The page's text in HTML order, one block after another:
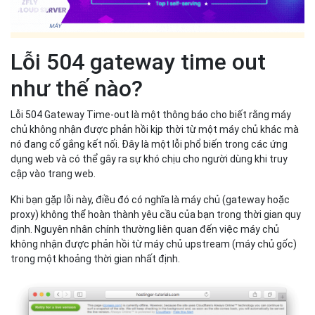
Lỗi 504 gateway time out
như thế nào?
Lỗi 504 Gateway Time-out là một thông báo cho biết rằng máy
chủ không nhận được phản hồi kịp thời từ một máy chủ khác mà
nó đang cố gắng kết nối. Đây là một lỗi phổ biến trong các ứng
dụng web và có thể gây ra sự khó chịu cho người dùng khi truy
cập vào trang web.
Khi bạn gặp lỗi này, điều đó có nghĩa là máy chủ (gateway hoặc
proxy) không thể hoàn thành yêu cầu của bạn trong thời gian quy
định. Nguyên nhân chính thường liên quan đến việc máy chủ
không nhận được phản hồi từ máy chủ upstream (máy chủ gốc)
trong một khoảng thời gian nhất định.